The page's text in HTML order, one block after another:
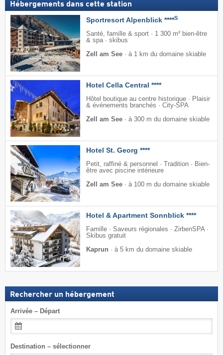
Hébergements dans cette station
Sportresort Alpenblick ****S
Santé, famille & sport · 1 300 m² bien-être
& spa · skibus
Zell am See · à 1 km du domaine skiable
Hotel Cella Central ****
Hôtel boutique au centre historique · Plaisir
& événements branchés · City-SPA
Zell am See · à 300 m du domaine skiable
Hotel St. Georg ****
Petit, raffiné & personnel · Tradition · Bien-
être avec piscine intérieure
Zell am See · à 100 m du domaine skiable
Hotel & Apartment Sonnblick ****
Famille · Saveurs régionales · ZirbenSPA ·
Skibus gratuit
Kaprun · à 5 km du domaine skiable
Rechercher un hébergement
Arrivée – Départ
Destination – sélectionner